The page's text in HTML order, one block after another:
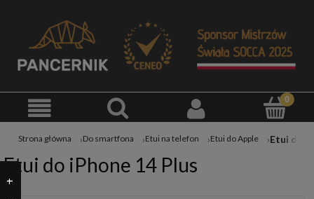
Strona główna Do smartfona Etui na telefon Etui do Apple
Etui do iPhone 14 Plus